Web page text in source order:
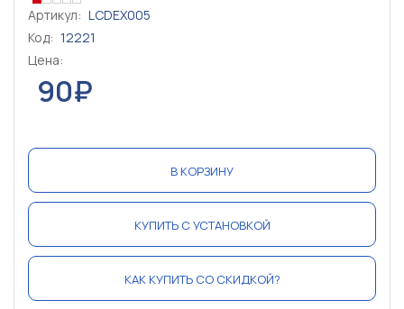
Артикул: LCDEX005
Код: 12221
Цена:
90₽
В КОРЗИНУ
КУПИТЬ С УСТАНОВКОЙ
КАК КУПИТЬ СО СКИДКОЙ?